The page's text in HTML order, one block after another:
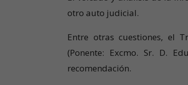
otro auto judicial.
Entre otras cuestiones, el
(Ponente: Excmo. Sr. D.
recomendación.